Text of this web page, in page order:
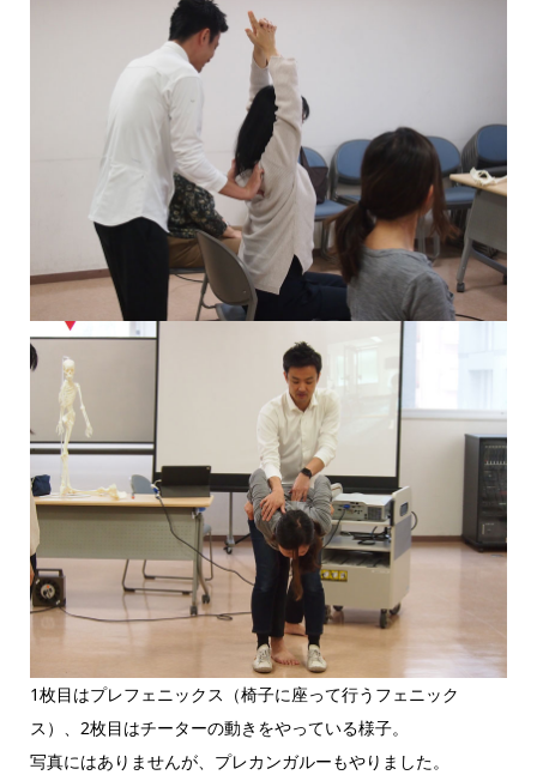
1枚目はプレフェニックス（椅子に座って行うフェニック
ス）、2枚目はチーターの動きをやっている様子。
写真にはありませんが、プレカンガルーもやりました。